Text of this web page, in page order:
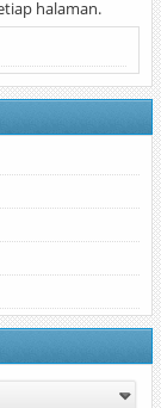
halaman.